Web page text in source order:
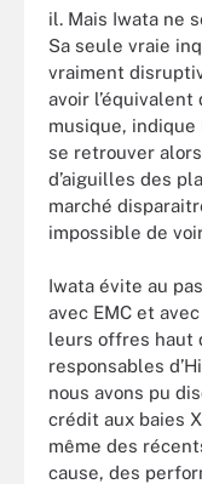
il. Mais Iwata ne
Sa seule vraie
vraiment
avoir l’équivalent
musique, indique
se retrouver
d’aiguilles des
marché
impossible de
Iwata évite au
avec EMC et
leurs offres haut
responsables
nous avons pu
crédit aux baies
même des
cause, des